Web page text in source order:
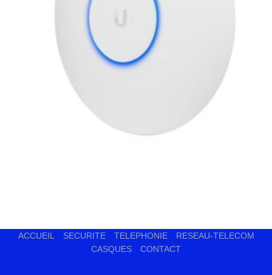
ACCUEIL SECURITE TELEPHONIE
RESEAU-TELECOM
CASQUES
CONTACT